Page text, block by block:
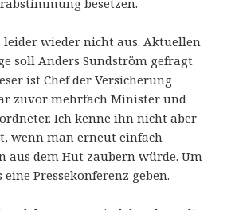
besetzen.
leider wieder nicht aus. Aktuellen
soll Anders Sundström gefragt
ist Chef der Versicherung
zuvor mehrfach Minister und
Ich kenne ihn nicht aber
wenn man erneut einfach
aus dem Hut zaubern würde. Um
eine Pressekonferenz geben.